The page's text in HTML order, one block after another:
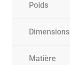
Poids
Dimensions
Matière